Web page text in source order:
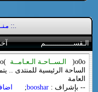
.::
الـقســــــــــــــم
o0o( الـســاحـة الـعـامــة )o0o
الساحة الرئيسية للمنتدى ..
العامة
-- بإشراف :booshar
;